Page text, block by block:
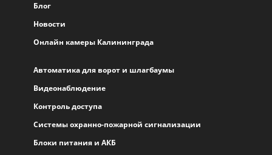
Блог
Новости
Онлайн камеры Калининграда
Автоматика для ворот и шлагбаумы
Видеонаблюдение
Контроль доступа
Системы охранно-пожарной сигнализации
Блоки питания и АКБ